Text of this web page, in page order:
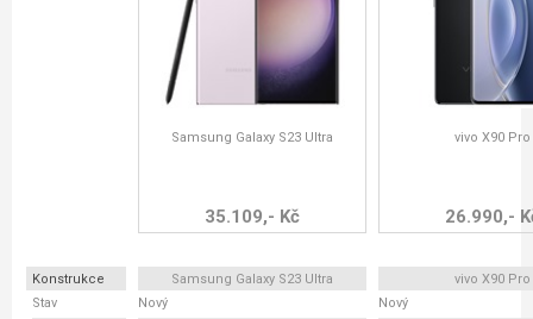
Samsung Galaxy S23 Ultra
35.109,- Kč
vivo X90 Pro
26.990,-
Konstrukce Samsung Galaxy S23 Ultra
vivo X90 Pro
Stav
Nový Nový